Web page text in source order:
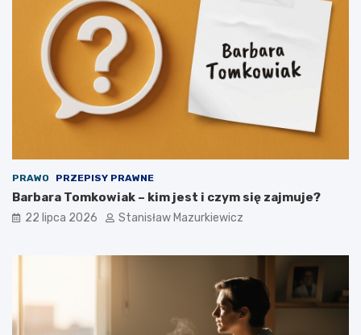
PRAWO PRZEPISY PRAWNE
Barbara Tomkowiak – kim jest i czym się zajmuje?
22 lipca 2026 Stanisław Mazurkiewicz